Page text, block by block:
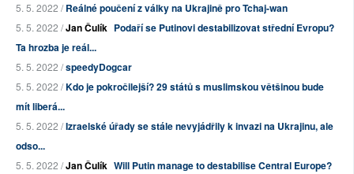
5. 5. 2022 /Reálné poučení z války na Ukrajině pro Tchaj-wan
5. 5. 2022 /Jan Čulík Podaří se Putinovi destabilizovat střední Evropu?
Ta hrozba je reál...
5. 5. 2022 /speedyDogcar
5. 5. 2022 /Kdo je pokročilejší? 29 států s muslimskou většinou bude
mít liberá...
5. 5. 2022 /Izraelské úřady se stále nevyjádřily k invazi na Ukrajinu, ale
odso...
5. 5. 2022 /Jan Čulík Will Putin manage to destabilise Central Europe?